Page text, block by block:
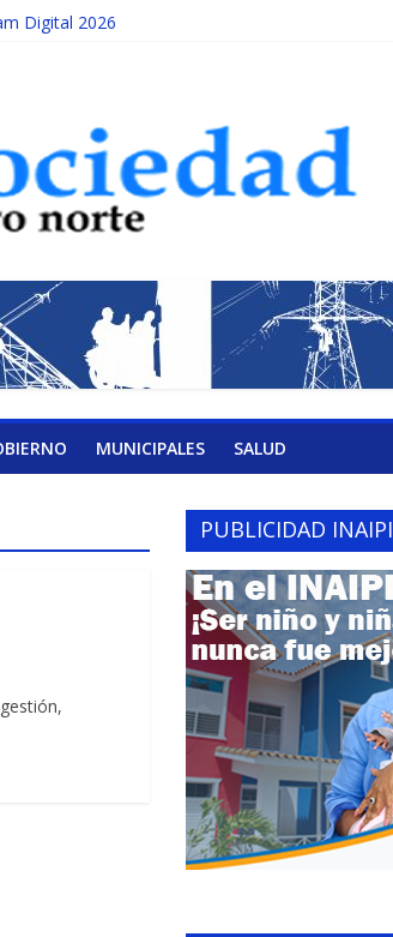
Digital 2026
MUNICIPALES SALUD
PUBLICIDAD INAIPI